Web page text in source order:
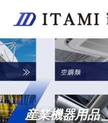
産業機器用品